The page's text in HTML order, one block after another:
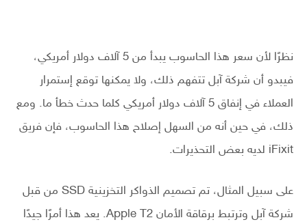
نظرًا لأن سعر هذا الحاسوب يبدأ من 5 آلاف دولار أمريكي،
فيبدو أن شركة آبل تتفهم ذلك، ولا يمكنها توقع إستمرار
العملاء في إنفاق 5 آلاف دولار أمريكي كلما حدث خطأ ما. ومع
ذلك، في حين أنه من السهل إصلاح هذا الحاسوب، فإن فريق
iFixit لديه بعض التحذيرات.
على سبيل المثال، تم تصميم الذواكر التخزينية SSD من قبل
شركة آبل وترتبط برقاقة الأمان Apple T2. يعد هذا أمرًا جيدًا